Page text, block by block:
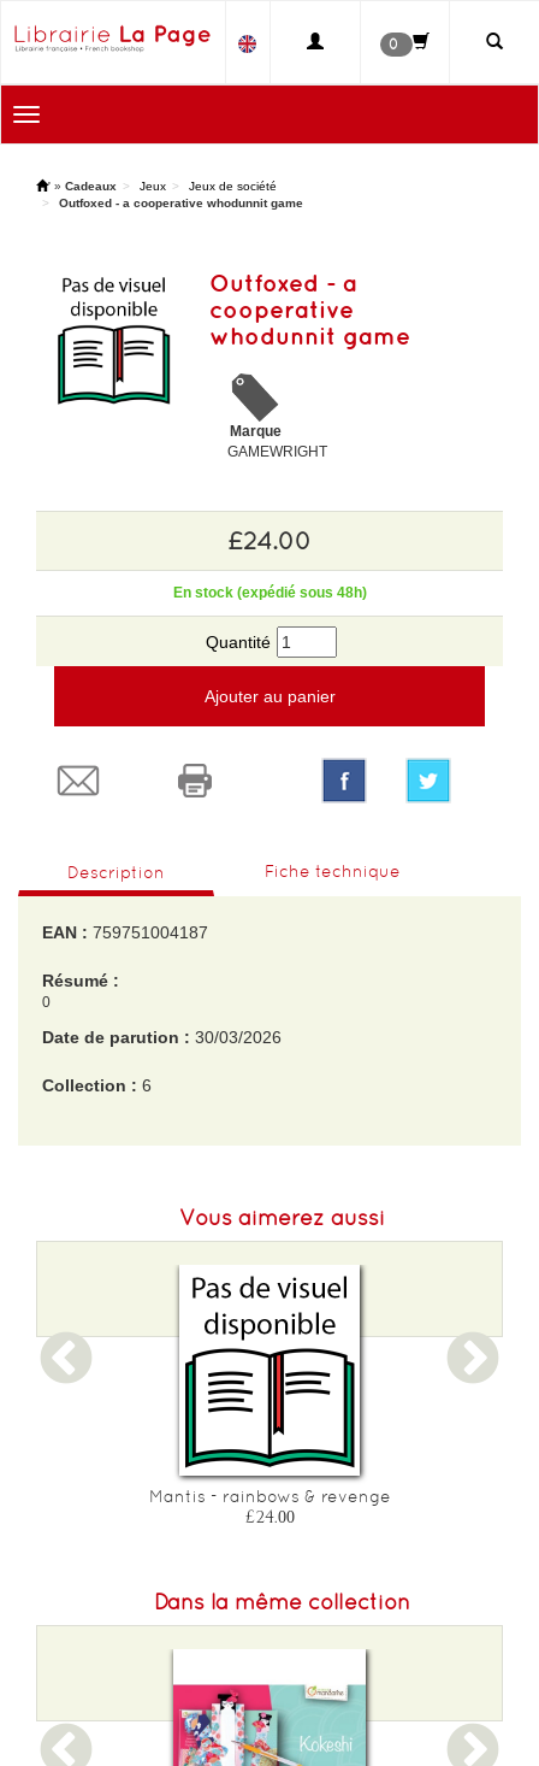
0
Toggle
navigation
' » Cadeaux Jeux
Jeux de société
Outfoxed - a cooperative whodunnit game
Outfoxed - a
cooperative
whodunnit game
Marque
GAMEWRIGHT
£24.00
En stock (expédié sous 48h)
Quantité
Ajouter au panier
Description Fiche technique
EAN : 759751004187
Résumé :
0
Date de parution : 30/03/2026
Collection : 6
Vous aimerez aussi
Mantis - rainbows & revenge
£24.00
Dans la même collection